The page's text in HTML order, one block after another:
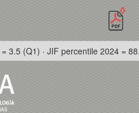
= 3.5 (Q1) · JIF percentile 2024 =